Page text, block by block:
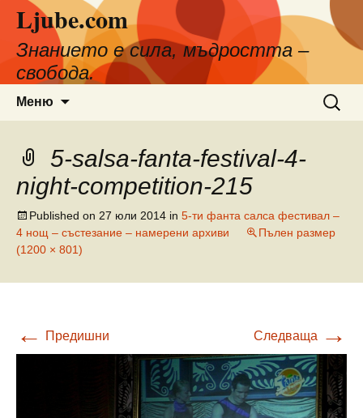
съдържанието
Ljube.com
Знанието е сила, мъдростта –
свобода.
Меню
за:
5-salsa-fanta-festival-4-
night-competition-215
Published on 27 юли 2014 in 5-ти фанта салса фестивал –
4 нощ – състезание – намерени архиви
Пълен размер
(1200 × 801)
← Предишни Следваща →